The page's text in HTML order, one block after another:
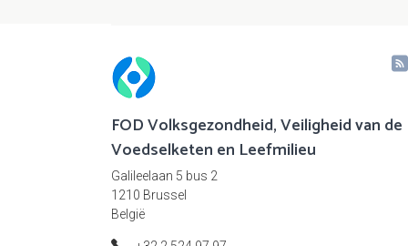
FOD Volksgezondheid, Veiligheid van de
Voedselketen en Leefmilieu
Galileelaan 5 bus 2
1210 Brussel
België